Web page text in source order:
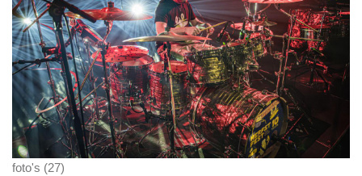
foto's (27)